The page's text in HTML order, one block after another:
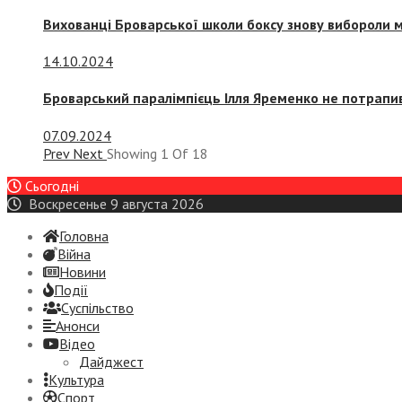
Вихованці Броварської школи боксу знову вибороли
14.10.2024
Броварський паралімпієць Ілля Яременко не
07.09.2024
Prev Next Showing 1 Of 18
Сьогодні
Воскресенье 9 августа 2026
Головна
Війна
Новини
Події
Суспiльство
Анонси
Відео
Дайджест
Культура
Спорт